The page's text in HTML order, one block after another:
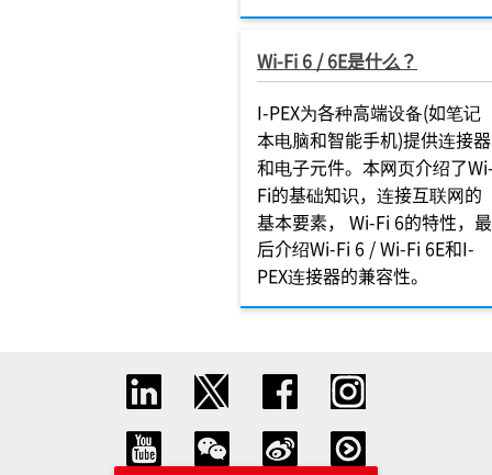
Wi-Fi 6 / 6E是什么？
I-PEX为各种高端设备(如笔记
本电脑和智能手机)提供连接器
和电子元件。本网页介绍了
Fi的基础知识，连接互联网的
基本要素， Wi-Fi 6的特性，最
后介绍Wi-Fi 6 / Wi-Fi 6E和I-
PEX连接器的兼容性。